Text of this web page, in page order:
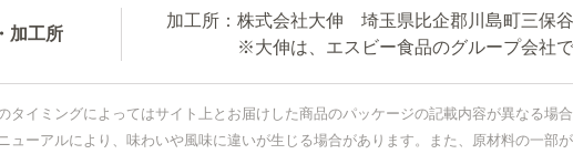
加工所
加工所：株式会社大伸 埼玉県比企郡川島町三保
※大伸は、エスビー食品のグループ会社で
タイミングによってはサイト上とお届けした商品のパッケージの記載内容が異なる場合
ューアルにより、味わいや風味に違いが生じる場合があります。また、原材料の一部